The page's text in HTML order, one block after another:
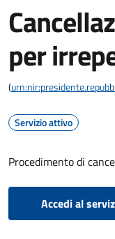
per
(
Servizio attivo
Procedimento di
Accedi al